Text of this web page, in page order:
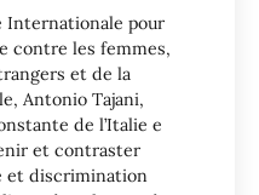
Internationale pour
contre les femmes,
et de la
Antonio Tajani,
de l’Italie e
et contraster
et discrimination